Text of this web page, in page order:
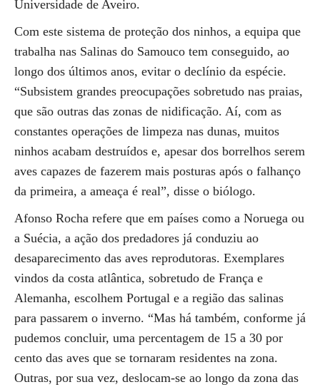
Universidade de Aveiro.
Com este sistema de proteção dos ninhos, a equipa que
trabalha nas Salinas do Samouco tem conseguido, ao
longo dos últimos anos, evitar o declínio da espécie.
“Subsistem grandes preocupações sobretudo nas praias,
que são outras das zonas de nidificação. Aí, com as
constantes operações de limpeza nas dunas, muitos
ninhos acabam destruídos e, apesar dos borrelhos serem
aves capazes de fazerem mais posturas após o falhanço
da primeira, a ameaça é real”, disse o biólogo.
Afonso Rocha refere que em países como a Noruega ou
a Suécia, a ação dos predadores já conduziu ao
desaparecimento das aves reprodutoras. Exemplares
vindos da costa atlântica, sobretudo de França e
Alemanha, escolhem Portugal e a região das salinas
para passarem o inverno. “Mas há também, conforme já
pudemos concluir, uma percentagem de 15 a 30 por
cento das aves que se tornaram residentes na zona.
Outras, por sua vez, deslocam-se ao longo da zona das